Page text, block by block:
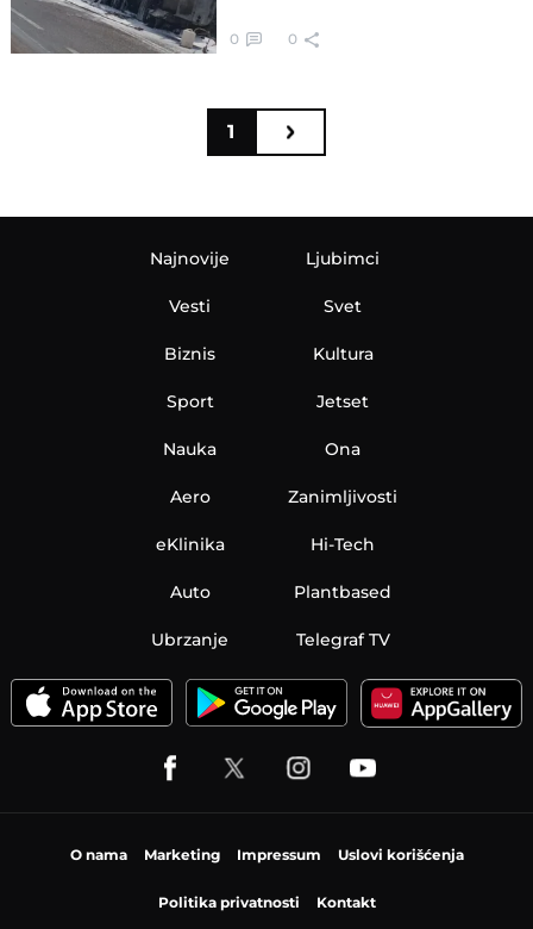
0 0
1
Najnovije
Vesti
Biznis
Sport
Nauka
Aero
Ljubimci
Svet
Kultura
Jetset
Ona
Zanimljivosti
eKlinika Hi-Tech
Auto Plantbased
Ubrzanje Telegraf TV
O nama Marketing Impressum Uslovi korišćenja
Politika privatnosti Kontakt